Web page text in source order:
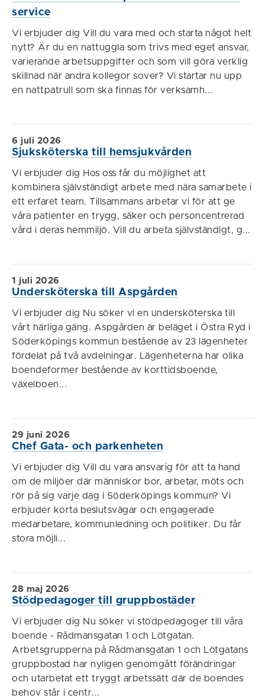
service
Vi erbjuder dig Vill du vara med och starta något helt
nytt? Är du en nattuggla som trivs med eget ansvar,
varierande arbetsuppgifter och som vill göra verklig
skillnad när andra kollegor sover? Vi startar nu upp
en nattpatrull som ska finnas för verksamh...
Sjuksköterska till hemsjukvården
6 juli 2026
Vi erbjuder dig Hos oss får du möjlighet att
kombinera självständigt arbete med nära samarbete i
ett erfaret team. Tillsammans arbetar vi för att ge
våra patienter en trygg, säker och personcentrerad
vård i deras hemmiljö. Vill du arbeta självständigt, g...
Undersköterska till Aspgården
1 juli 2026
Vi erbjuder dig Nu söker vi en undersköterska till
vårt härliga gäng. Aspgården är beläget i Östra Ryd i
Söderköpings kommun bestående av 23 lägenheter
fördelat på två avdelningar. Lägenheterna har olika
boendeformer bestående av korttidsboende,
växelboen...
Chef Gata- och parkenheten
29 juni 2026
Vi erbjuder dig Vill du vara ansvarig för att ta hand
om de miljöer där människor bor, arbetar, möts och
rör på sig varje dag i Söderköpings kommun? Vi
erbjuder korta beslutsvägar och engagerade
medarbetare, kommunledning och politiker. Du får
stora möjli...
Stödpedagoger till gruppbostäder
28 maj 2026
Vi erbjuder dig Nu söker vi stödpedagoger till våra
boende - Rådmansgatan 1 och Lötgatan.
Arbetsgrupperna på Rådmansgatan 1 och Lötgatans
gruppbostad har nyligen genomgått förändringar
och utarbetat ett tryggt arbetssätt där de boendes
behov står i centr...